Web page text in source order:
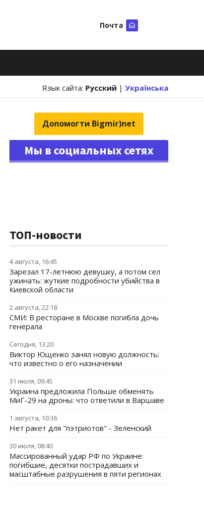
Почта
Язык сайта: Русский | Українська
Допомогти Bigmir)net
Мы в социальных сетях
ТОП-новости
4 августа, 16:45
Зарезал 17-летнюю девушку, а потом сел
ужинать: жуткие подробности убийства в
Киевской области
2 августа, 22:18
СМИ: В ресторане в Москве погибла дочь
генерала
Сегодня, 13:20
Виктор Ющенко занял новую должность:
что известно о его назначении
31 июля, 09:45
Украина предложила Польше обменять
МиГ-29 на дроны: что ответили в Варшаве
1 августа, 10:36
Нет ракет для "пэтриотов" - Зеленский
30 июля, 08:40
Массированный удар РФ по Украине:
погибшие, десятки пострадавших и
масштабные разрушения в пяти регионах